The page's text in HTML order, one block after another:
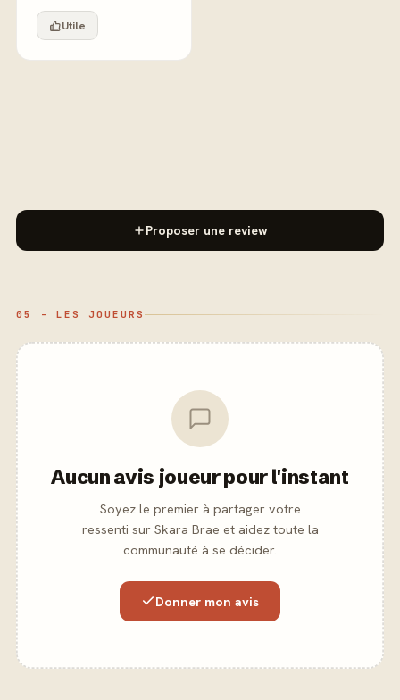
Utile
Proposer une review
05 - LES JOUEURS
Aucun avis joueur pour l'instant
Soyez le premier à partager votre
ressenti sur Skara Brae et aidez toute la
communauté à se décider.
Donner mon avis